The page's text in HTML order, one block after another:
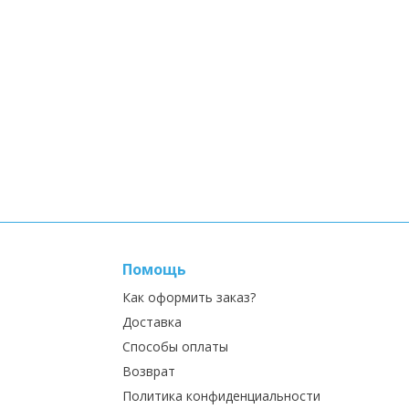
Помощь
Как оформить заказ?
Доставка
Способы оплаты
Возврат
Политика конфиденциальности